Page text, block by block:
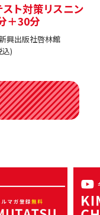
ト対策リスニン
＋30分
興出版社啓林館
込)